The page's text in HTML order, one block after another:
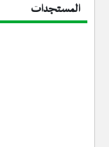
المستجدات